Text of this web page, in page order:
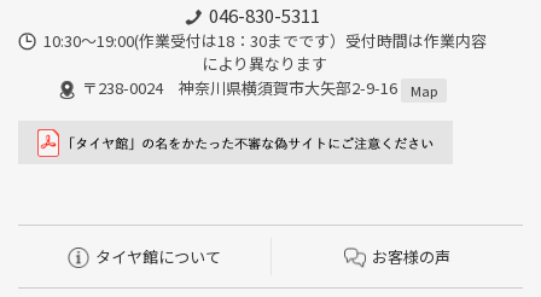
046-830-5311
10:30～19:00(作業受付は18：30までです）受付時間は作業内容
により異なります
〒238-0024 神奈川県横須賀市大矢部2-9-16
Map
タイヤ館について お客様の声